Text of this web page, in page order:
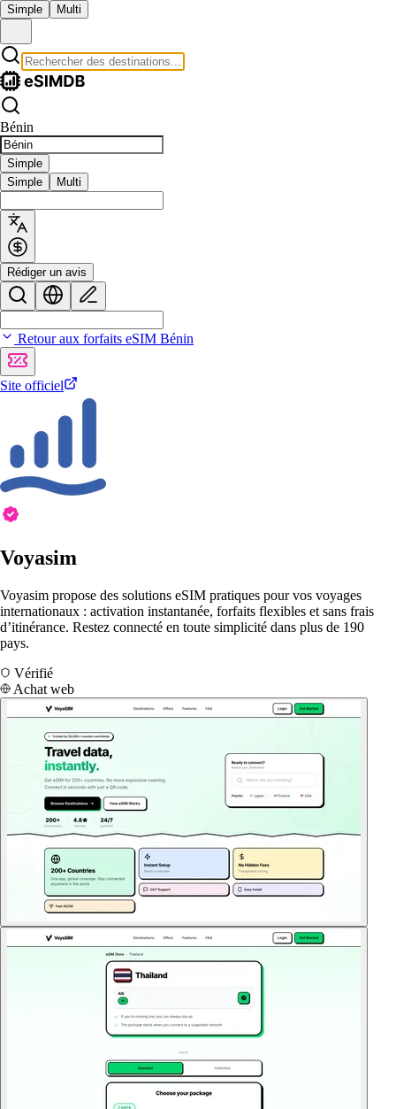
Simple Multi
Bénin
Simple
Simple
Multi
Rédiger un avis
Retour aux forfaits eSIM Bénin
Site officiel
Voyasim
Voyasim propose des solutions eSIM pratiques pour vos voyages
internationaux : activation instantanée, forfaits flexibles et sans frais
d’itinérance. Restez connecté en toute simplicité dans plus de 190
pays.
Vérifié
Achat web